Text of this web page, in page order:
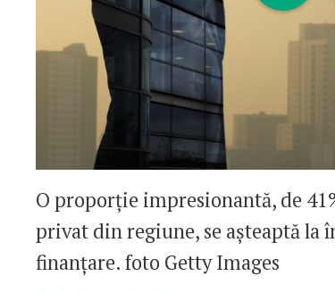
O proporție impresionantă, de
privat din regiune, se așteaptă la
finanțare. foto Getty Images